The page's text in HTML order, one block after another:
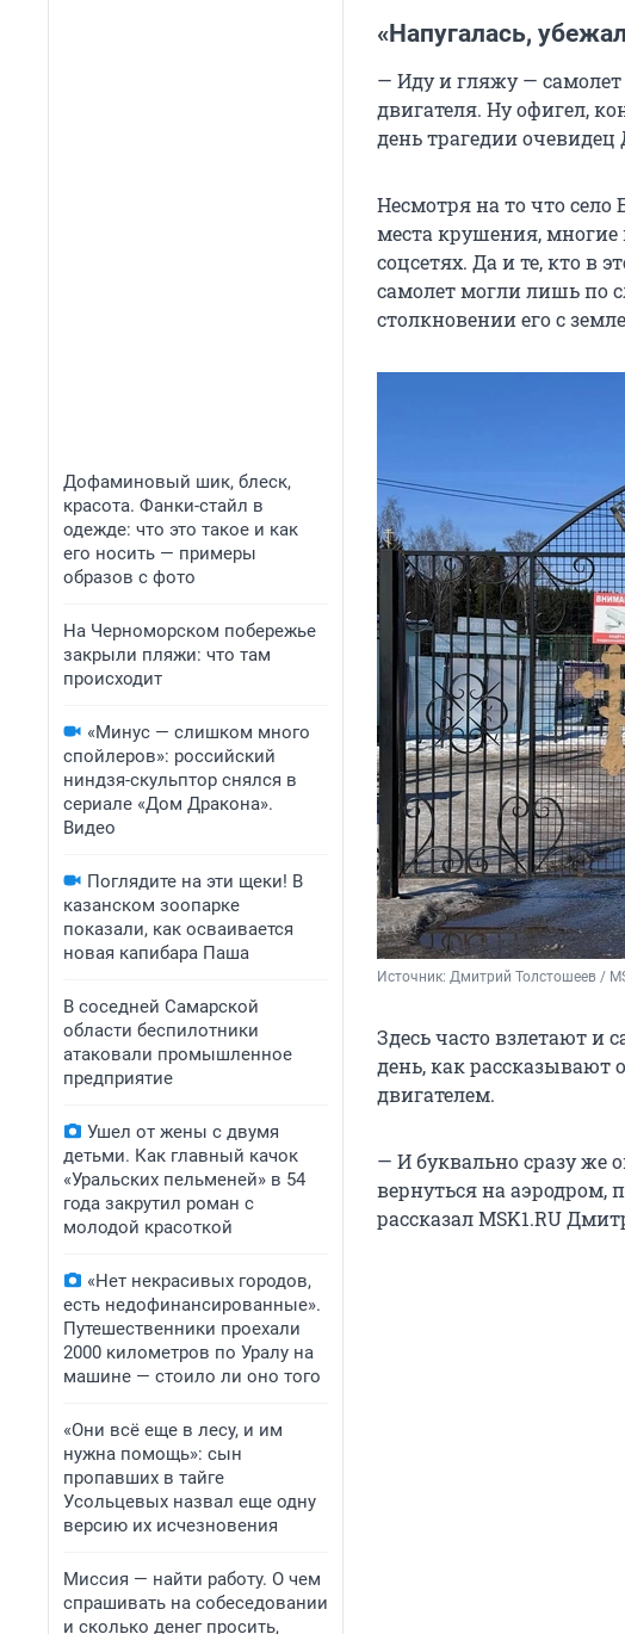
Дофаминовый шик, блеск,
красота. Фанки-стайл в
одежде: что это такое и как
его носить — примеры
образов с фото
На Черноморском побережье
закрыли пляжи: что там
происходит
«Минус — слишком много
спойлеров»: российский
ниндзя-скульптор снялся в
сериале «Дом Дракона».
Видео
Поглядите на эти щеки! В
казанском зоопарке
показали, как осваивается
новая капибара Паша
В соседней Самарской
области беспилотники
атаковали промышленное
предприятие
Ушел от жены с двумя
детьми. Как главный качок
«Уральских пельменей» в 54
года закрутил роман с
молодой красоткой
«Нет некрасивых городов,
есть недофинансированные».
Путешественники проехали
2000 километров по Уралу на
машине — стоило ли оно того
«Они всё еще в лесу, и им
нужна помощь»: сын
пропавших в тайге
Усольцевых назвал еще одну
версию их исчезновения
Миссия — найти работу. О чем
спрашивать на собеседовании
и сколько денег просить,
«Напугалась,
— Иду и гляжу — самолет
двигателя. Ну офигел,
день трагедии
Несмотря на то что село
места крушения, многие
соцсетях. Да и те, кто в
самолет могли лишь по
столкновении его с
Источник: Дмитрий Толстошеев /
Здесь часто взлетают и
день, как
двигателем.
— И буквально сразу же
вернуться на аэродром,
рассказал MSK1.RU